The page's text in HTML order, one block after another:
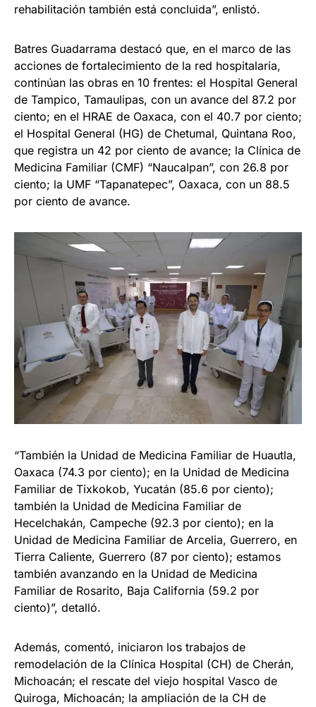
rehabilitación también está concluida”, enlistó.
Batres Guadarrama destacó que, en el marco de las
acciones de fortalecimiento de la red hospitalaria,
continúan las obras en 10 frentes: el Hospital General
de Tampico, Tamaulipas, con un avance del 87.2 por
ciento; en el HRAE de Oaxaca, con el 40.7 por ciento;
el Hospital General (HG) de Chetumal, Quintana Roo,
que registra un 42 por ciento de avance; la Clínica de
Medicina Familiar (CMF) “Naucalpan”, con 26.8 por
ciento; la UMF “Tapanatepec”, Oaxaca, con un 88.5
por ciento de avance.
“También la Unidad de Medicina Familiar de Huautla,
Oaxaca (74.3 por ciento); en la Unidad de Medicina
Familiar de Tixkokob, Yucatán (85.6 por ciento);
también la Unidad de Medicina Familiar de
Hecelchakán, Campeche (92.3 por ciento); en la
Unidad de Medicina Familiar de Arcelia, Guerrero, en
Tierra Caliente, Guerrero (87 por ciento); estamos
también avanzando en la Unidad de Medicina
Familiar de Rosarito, Baja California (59.2 por
ciento)”, detalló.
Además, comentó, iniciaron los trabajos de
remodelación de la Clínica Hospital (CH) de Cherán,
Michoacán; el rescate del viejo hospital Vasco de
Quiroga, Michoacán; la ampliación de la CH de